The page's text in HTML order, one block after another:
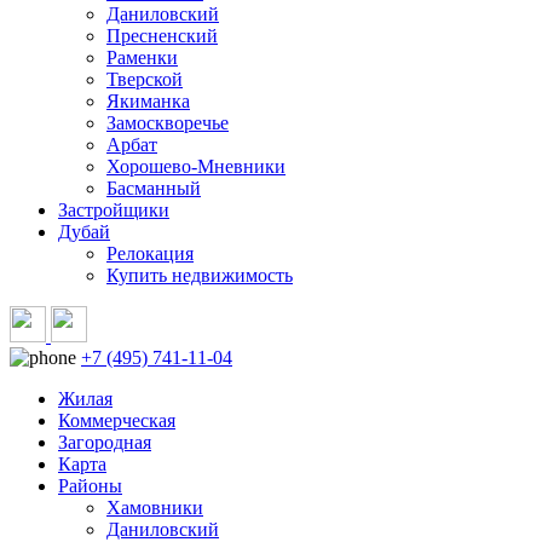
Даниловский
Пресненский
Раменки
Тверской
Якиманка
Замоскворечье
Арбат
Хорошево-Мневники
Басманный
Застройщики
Дубай
Релокация
Купить недвижимость
+7 (495) 741-11-04
Жилая
Коммерческая
Загородная
Карта
Районы
Хамовники
Даниловский